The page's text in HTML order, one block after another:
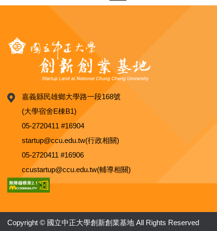
嘉義縣民雄鄉大學路一段168號
(大學宿舍E棟B1)
05-2720411 #16904
startup@ccu.edu.tw(行政相關)
05-2720411 #16906
ccustartup@ccu.edu.tw(輔導相關)
Copyright © 國立中正大學創新創業基地 All Rights Reserved